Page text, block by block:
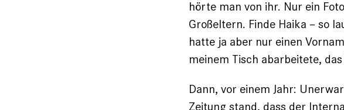
hörte man von ihr. Nur ein
Großeltern. Finde Haika – so
hatte ja aber nur einen
meinem Tisch ab­arbeitete,
Dann, vor einem Jahr:
Zeitung stand, dass der